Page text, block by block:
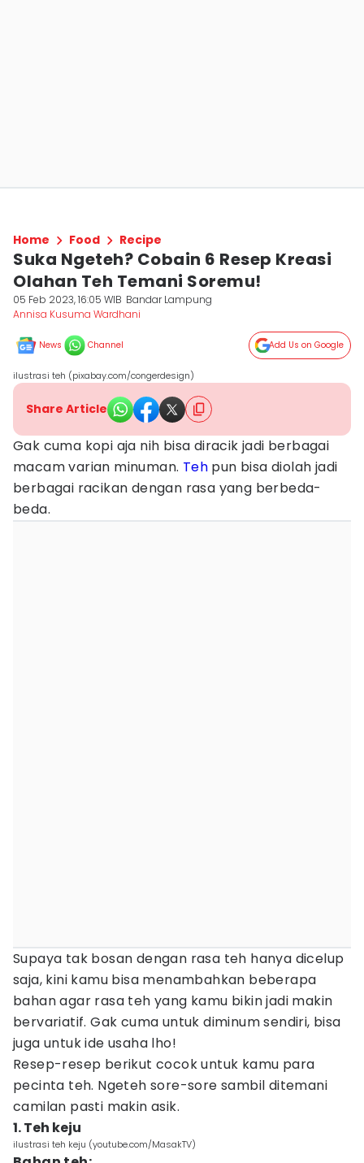
Home Food Recipe
Suka Ngeteh? Cobain 6 Resep Kreasi
Olahan Teh Temani Soremu!
05 Feb 2023, 16:05 WIB Bandar Lampung
Annisa Kusuma Wardhani
News Channel Add Us on Google
ilustrasi teh (pixabay.com/congerdesign)
Share Article
Gak cuma kopi aja nih bisa diracik jadi berbagai
macam varian minuman. Teh pun bisa diolah jadi
berbagai racikan dengan rasa yang berbeda-
beda.
Supaya tak bosan dengan rasa teh hanya dicelup
saja, kini kamu bisa menambahkan beberapa
bahan agar rasa teh yang kamu bikin jadi makin
bervariatif. Gak cuma untuk diminum sendiri, bisa
juga untuk ide usaha lho!
Resep-resep berikut cocok untuk kamu para
pecinta teh. Ngeteh sore-sore sambil ditemani
camilan pasti makin asik.
1. Teh keju
ilustrasi teh keju (youtube.com/MasakTV)